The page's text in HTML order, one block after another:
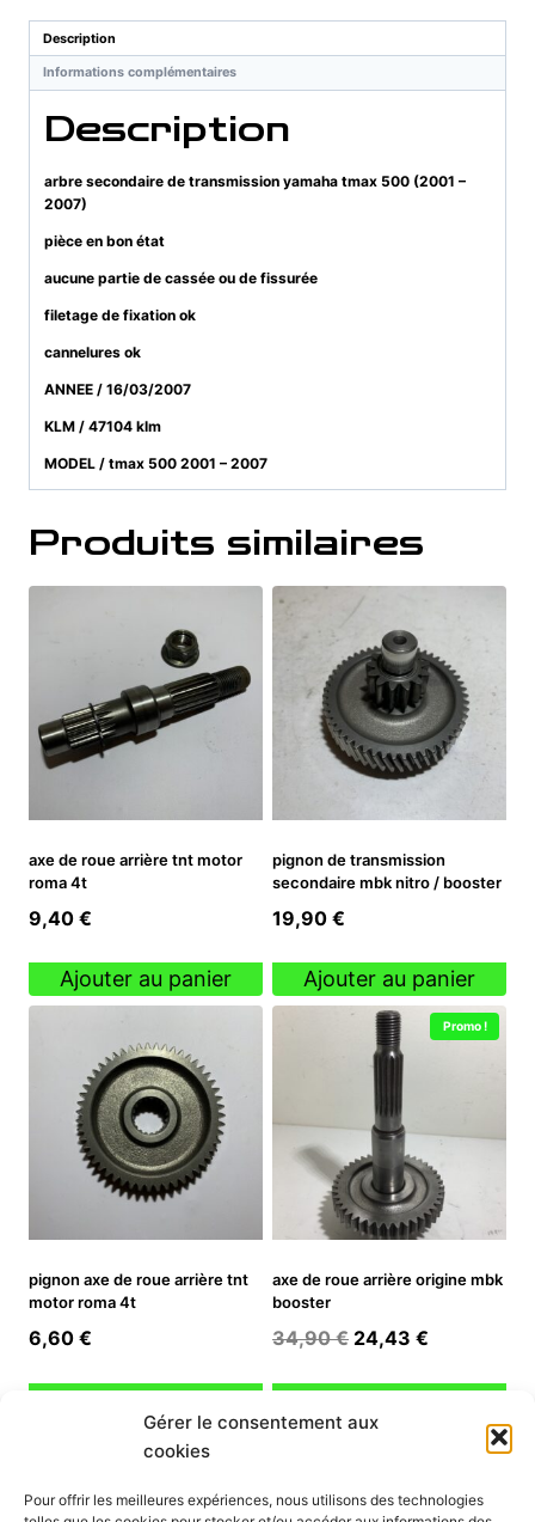
Gérer le consentement aux
cookies
Pour offrir les meilleures expériences, nous utilisons des technologies
yamaha
tmax
500
2007)
Description
Informations complémentaires
Description
arbre secondaire de transmission yamaha tmax 500 (2001 –
2007)
pièce en bon état
aucune partie de cassée ou de fissurée
filetage de fixation ok
cannelures ok
ANNEE / 16/03/2007
KLM / 47104 klm
MODEL / tmax 500 2001 – 2007
Produits similaires
axe de roue arrière tnt motor
roma 4t
9,40 €
Ajouter au panier
pignon de transmission
secondaire mbk nitro / booster
19,90 €
Ajouter au panier
pignon axe de roue arrière tnt
motor roma 4t
6,60 €
Ajouter au panier
Promo !
axe de roue arrière origine mbk
booster
34,90€ Le
initial
était :
24,43 €
actuel
24,43 €.
Ajouter au panier
INFORMATION